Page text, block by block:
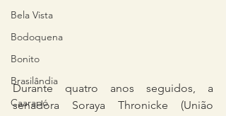
Bela Vista
Bodoquena
Bonito
Brasilândia
Caarapó
Durante quatro anos seguidos, a
senadora Soraya Thronicke (União